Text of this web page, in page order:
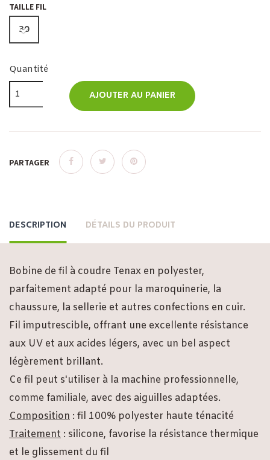
TAILLE FIL
30
Quantité
AJOUTER AU PANIER
PARTAGER
DESCRIPTION DÉTAILS DU PRODUIT
Bobine de fil à coudre Tenax en polyester,
parfaitement adapté pour la maroquinerie, la
chaussure, la sellerie et autres confections en cuir.
Fil imputrescible, offrant une excellente résistance
aux UV et aux acides légers, avec un bel aspect
légèrement brillant.
Ce fil peut s'utiliser à la machine professionnelle,
comme familiale, avec des aiguilles adaptées.
Composition : fil 100% polyester haute ténacité
Traitement : silicone, favorise la résistance thermique
et le glissement du fil